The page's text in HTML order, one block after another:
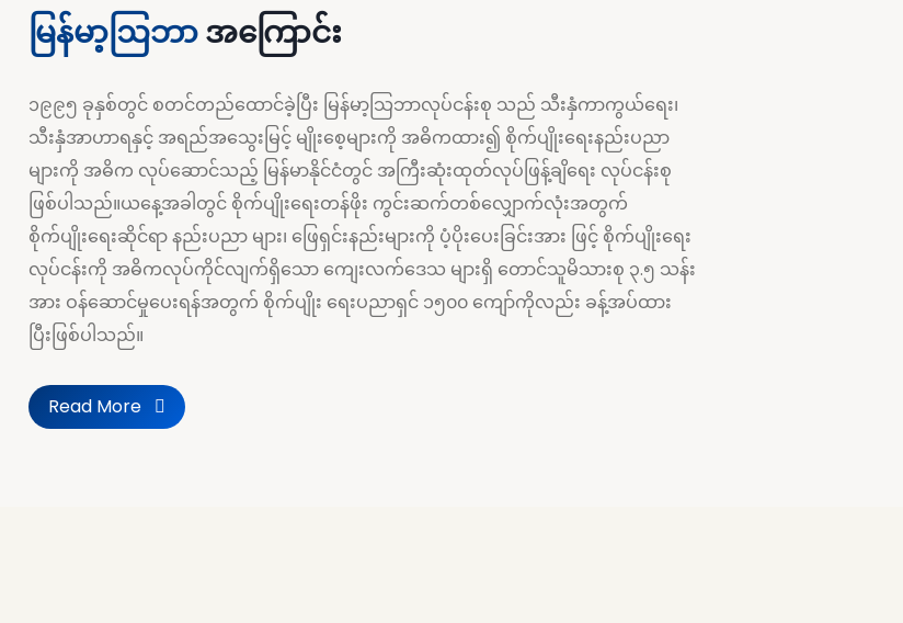
မြန်မာ့ဩဘာအကြောင်း
၁၉၉၅ ခုနှစ်တွင် စတင်တည်ထောင်ခဲ့ပြီး မြန်မာ့သြဘာလုပ်ငန်းစု သည် သီးနှံကာကွယ်ရေး၊
သီးနှံအာဟာရနှင့် အရည်အသွေးမြင့် မျိုးစေ့များကို အဓိကထား၍ စိုက်ပျိုးရေးနည်းပညာ
များကို အဓိက လုပ်ဆောင်သည့် မြန်မာနိုင်ငံတွင် အကြီးဆုံးထုတ်လုပ်ဖြန့်ချိရေး လုပ်ငန်းစု
ဖြစ်ပါသည်။ယနေ့အခါတွင် စိုက်ပျိုးရေးတန်ဖိုး ကွင်းဆက်တစ်လျှောက်လုံးအတွက်
စိုက်ပျိုးရေးဆိုင်ရာ နည်းပညာ များ၊ ဖြေရှင်းနည်းများကို ပံ့ပိုးပေးခြင်းအား ဖြင့် စိုက်ပျိုးရေး
လုပ်ငန်းကို အဓိကလုပ်ကိုင်လျက်ရှိသော ကျေးလက်ဒေသ များရှိ တောင်သူမိသားစု ၃.၅ သန်း
အား ဝန်ဆောင်မှုပေးရန်အတွက် စိုက်ပျိုး ရေးပညာရှင် ၁၅၀၀ ကျော်ကိုလည်း ခန့်အပ်ထား
ပြီးဖြစ်ပါသည်။
Read More